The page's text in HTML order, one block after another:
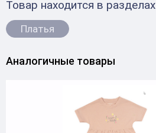
Товар находится в разделах
Платья
Аналогичные товары